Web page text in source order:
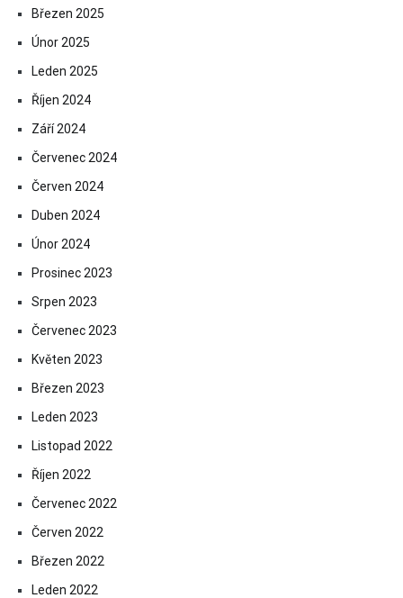
Březen 2025
Únor 2025
Leden 2025
Říjen 2024
Září 2024
Červenec 2024
Červen 2024
Duben 2024
Únor 2024
Prosinec 2023
Srpen 2023
Červenec 2023
Květen 2023
Březen 2023
Leden 2023
Listopad 2022
Říjen 2022
Červenec 2022
Červen 2022
Březen 2022
Leden 2022